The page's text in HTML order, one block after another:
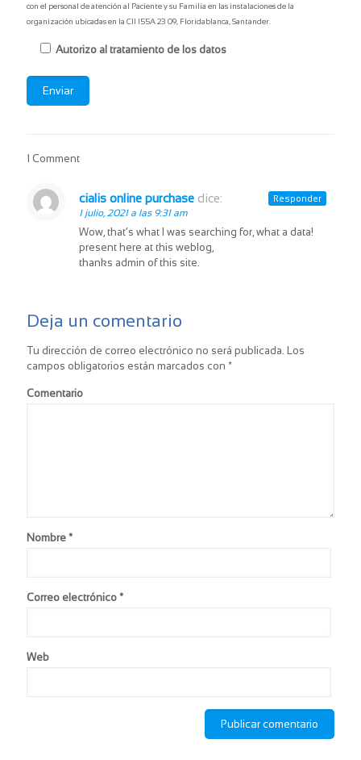
Exámenes de Laboratorio:
Función hepática, función renal, perfil lipídico, perfil
glicémico, ácido úrico, hemograma, uroanálisis,
coprológico, sangre oculta en heces, PSA.
Consultas con Especialistas:
interna.
3.100.000
con el personal de atención al Paciente y su Familia en las instalaciones de la
organización ubicadas en la Cll 155A 23 09, Floridablanca, Santander.
Autorizo al tratamiento de los datos
1 Comment
cialis online purchase dice:
1 julio, 2021 a las 9:31 am
Wow, that’s what I was searching for, what a data!
present here at this weblog,
thanks admin of this site.
Responder
Deja un comentario
Tu dirección de correo electrónico no será publicada.
Los
campos obligatorios están marcados con *
Comentario
Nombre *
Correo electrónico *
Web